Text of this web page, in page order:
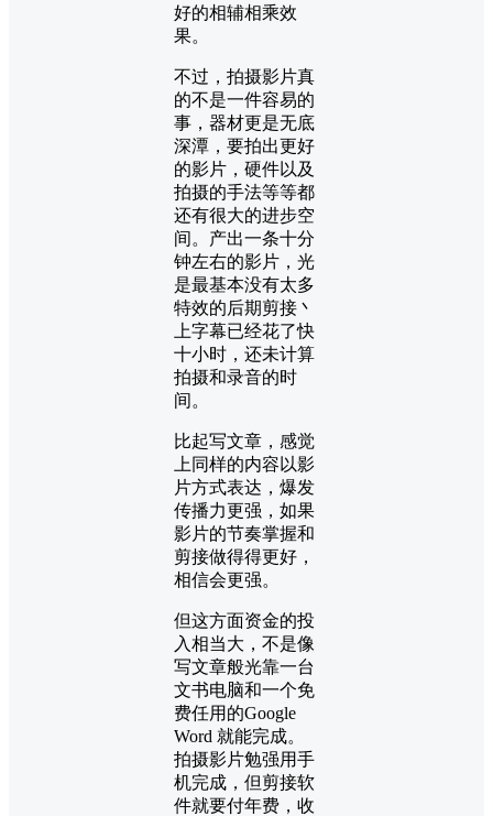
好的相辅相乘效
果。
不过，拍摄影片真
的不是一件容易的
事，器材更是无底
深潭，要拍出更好
的影片，硬件以及
拍摄的手法等等都
还有很大的进步空
间。产出一条十分
钟左右的影片，光
是最基本没有太多
特效的后期剪接丶
上字幕已经花了快
十小时，还未计算
拍摄和录音的时
间。
比起写文章，感觉
上同样的内容以影
片方式表达，爆发
传播力更强，如果
影片的节奏掌握和
剪接做得得更好，
相信会更强。
但这方面资金的投
入相当大，不是像
写文章般光靠一台
文书电脑和一个免
费任用的Google
Word 就能完成。
拍摄影片勉强用手
机完成，但剪接软
件就要付年费，收